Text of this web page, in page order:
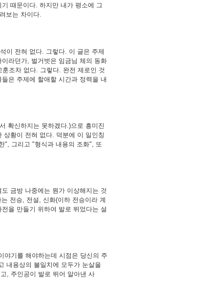
때문이다. 하지만 내가 평소에 그
보는 차이다.
이 전혀 없다. 그렇다. 이 글은 주제
라던가, 벌거벗은 임금님 체의 동화
조차 없다. 그렇다. 완전 제로인 것
은 주제에 할애할 시간과 정력을 내
확신하지는 못하겠다.)으로 흥미진
황이 전혀 없다. 덕분에 이 일인칭
", 그리고 "형식과 내용의 조화", 또
금방 나중에는 뭔가 이상해지는 것
전승, 전설, 신화(이하 전승이라 계
을 만들기 위하여 발로 뛰었다는 설
야기를 해야하는데 시점은 당신의 주
내용상의 불일치에 모두가 눈살을
, 주인공이 발로 뛰어 알아낸 사